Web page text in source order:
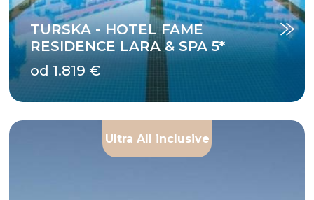
TURSKA - HOTEL FAME
RESIDENCE LARA & SPA 5*
od 1.819 €
Ultra All inclusive